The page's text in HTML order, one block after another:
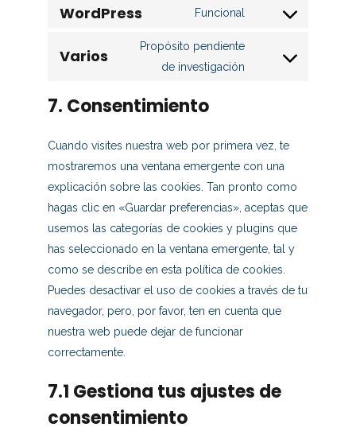
WordPress Funcional
Varios
Propósito pendiente
de investigación
7. Consentimiento
Cuando visites nuestra web por primera vez, te
mostraremos una ventana emergente con una
explicación sobre las cookies. Tan pronto como
hagas clic en «Guardar preferencias», aceptas que
usemos las categorías de cookies y plugins que
has seleccionado en la ventana emergente, tal y
como se describe en esta política de cookies.
Puedes desactivar el uso de cookies a través de tu
navegador, pero, por favor, ten en cuenta que
nuestra web puede dejar de funcionar
correctamente.
7.1 Gestiona tus ajustes de
consentimiento